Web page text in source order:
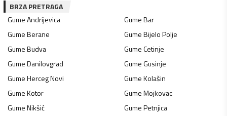
BRZA PRETRAGA
GumeAndrijevica GumeBar
GumeBerane GumeBijelo Polje
GumeBudva GumeCetinje
GumeDanilovgrad GumeGusinje
GumeHerceg Novi GumeKolašin
GumeKotor GumeMojkovac
GumeNikšić GumePetnjica